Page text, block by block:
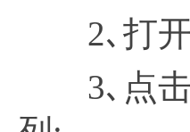
2､打开
3､点击“